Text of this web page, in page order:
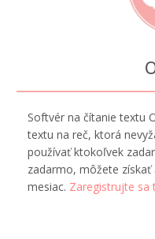
Softvér na čítanie textu
textu na reč, ktorá
používať ktokoľvek
zadarmo, môžete získať
mesiac. Zaregistrujte sa